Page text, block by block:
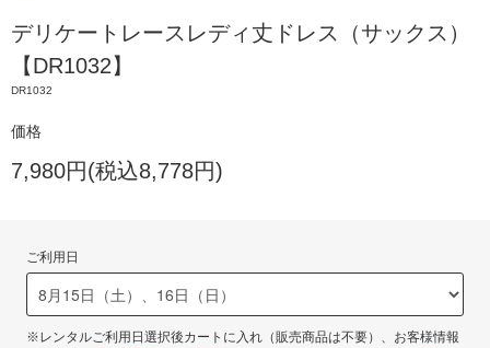
デリケートレースレディ丈ドレス（サックス）
【DR1032】
DR1032
価格
7,980円(税込8,778円)
ご利用日
※レンタルご利用日選択後カートに入れ（販売商品は不要）、お客様情報